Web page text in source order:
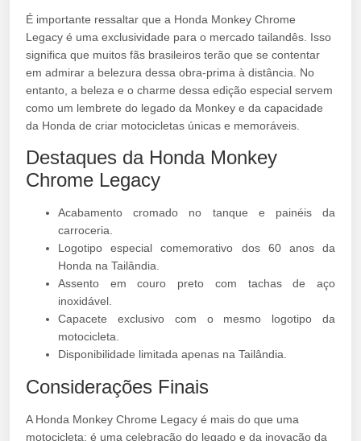
É importante ressaltar que a Honda Monkey Chrome
Legacy é uma exclusividade para o mercado tailandês. Isso
significa que muitos fãs brasileiros terão que se contentar
em admirar a belezura dessa obra-prima à distância. No
entanto, a beleza e o charme dessa edição especial servem
como um lembrete do legado da Monkey e da capacidade
da Honda de criar motocicletas únicas e memoráveis.
Destaques da Honda Monkey
Chrome Legacy
Acabamento cromado no tanque e painéis da
carroceria.
Logotipo especial comemorativo dos 60 anos da
Honda na Tailândia.
Assento em couro preto com tachas de aço
inoxidável.
Capacete exclusivo com o mesmo logotipo da
motocicleta.
Disponibilidade limitada apenas na Tailândia.
Considerações Finais
A Honda Monkey Chrome Legacy é mais do que uma
motocicleta; é uma celebração do legado e da inovação da